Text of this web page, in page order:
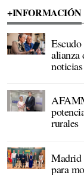
+INFORMACIÓN
alianza
rurales
Madrid
para